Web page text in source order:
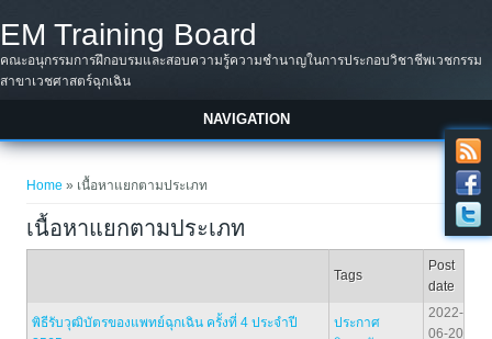
EM Training Board
คณะอนุกรรมการฝึกอบรมและสอบความรู้ความชำนาญในการประกอบวิชาชีพเวชกรรม
สาขาเวชศาสตร์ฉุกเฉิน
NAVIGATION
You are here
Home » เนื้อหาแยกตามประเภท
เนื้อหาแยกตามประเภท
Tags
Post
date
พิธีรับวุฒิบัตรของแพทย์ฉุกเฉิน ครั้งที่ 4 ประจำปี
ประกาศ
2022-
06-20